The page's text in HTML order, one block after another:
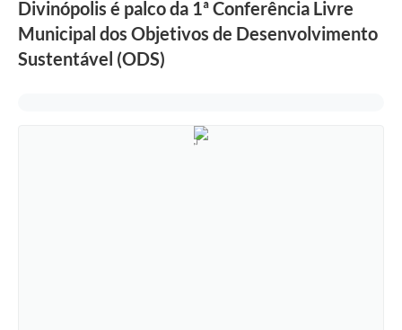
Divinópolis é palco da 1ª Conferência Livre
Municipal dos Objetivos de Desenvolvimento
Sustentável (ODS)